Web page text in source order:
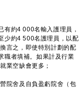
有約4 000名輸入護理員，
少約4 500名護理員，以配
言之，即使特別計劃的配
職者填補。如果計及行業
業空缺會更多；
院舍及自負盈虧院舍（包